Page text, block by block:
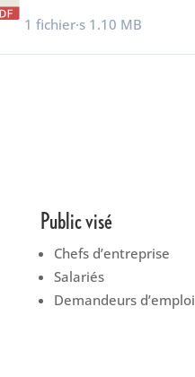
1 fichier·s 1.10 MB
Public visé
Chefs d’entreprise
Salariés
Demandeurs d’emploi